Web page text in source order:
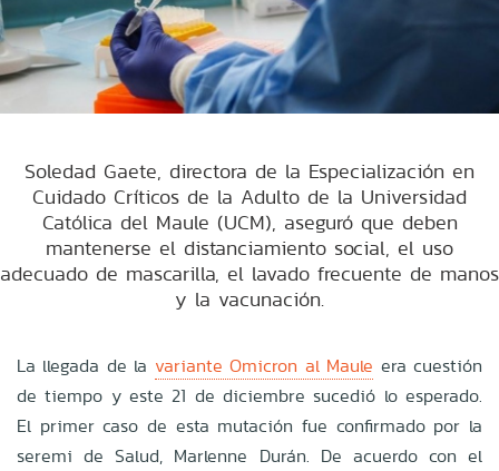
Soledad Gaete, directora de la Especialización en
Cuidado Críticos de la Adulto de la Universidad
Católica del Maule (UCM), aseguró que deben
mantenerse el distanciamiento social, el uso
adecuado de mascarilla, el lavado frecuente de manos
y la vacunación.
La llegada de la variante Omicron al Maule era cuestión
de tiempo y este 21 de diciembre sucedió lo esperado.
El primer caso de esta mutación fue confirmado por la
seremi de Salud, Marlenne Durán. De acuerdo con el